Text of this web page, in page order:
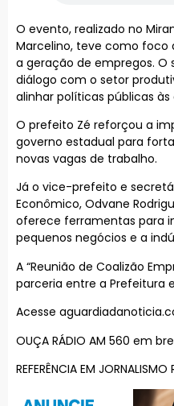
O evento, realizado no
Marcelino, teve como foco
a geração de empregos.
diálogo com o setor
alinhar políticas públicas
O prefeito Zé reforçou a
governo estadual para
novas vagas de trabalho.
Já o vice-prefeito e
Econômico, Odvane
oferece ferramentas para
pequenos negócios e a
A “Reunião de Coalizão
parceria entre a Prefeitura
Acesse
OUÇA RÁDIO AM 560 em
REFERÊNCIA EM JORNALISMO